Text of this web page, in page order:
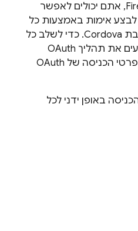
באמצעות Firebase JS SDK, אתם יכולים לאפשר
למשתמשים ב-Firebase לבצע אימות באמצעות כל
ספק OAuth נתמך בסביבת Cordova. כדי לשלב כל
ספק OAuth נתמך, מבצעים את תהליך OAuth
באופן ידני ומעבירים את פרטי הכניסה של OAuth
באופן ידני לכל